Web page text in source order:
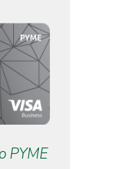
PYME